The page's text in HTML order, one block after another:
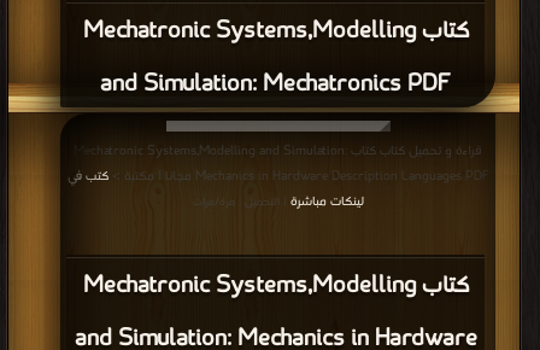
كتاب Mechatronic Systems,Modelling
and Simulation: Mechatronics PDF
كتاب Mechatronic Systems,Modelling
and Simulation: Mechanics in Hardware
قراءة و تحميل كتاب كتاب Mechatronic Systems,Modelling and Simulation:
Mechanics in Hardware Description Languages PDF مجانا | مكتبة >
كتب في
لينكات مباشرة
| التحميل : مرة/مرات